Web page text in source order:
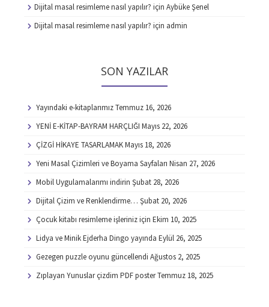
Dijital masal resimleme nasıl yapılır? için Aybüke Şenel
Dijital masal resimleme nasıl yapılır? için admin
SON YAZILAR
Yayındaki e-kitaplarımızTemmuz 16, 2026
YENİ E-KİTAP-BAYRAM HARÇLIĞI Mayıs 22, 2026
ÇİZGİ HİKAYE TASARLAMAKMayıs 18, 2026
Yeni Masal Çizimleri ve Boyama Sayfaları Nisan 27, 2026
Mobil Uygulamalarımı indirin Şubat 28, 2026
Dijital Çizim ve Renklendirme… Şubat 20, 2026
Çocuk kitabı resimleme işleriniz için Ekim 10, 2025
Lidya ve Minik Ejderha Dingo yayında Eylül 26, 2025
Gezegen puzzle oyunu güncellendi Ağustos 2, 2025
Zıplayan Yunuslar çizdim PDF posterTemmuz 18, 2025